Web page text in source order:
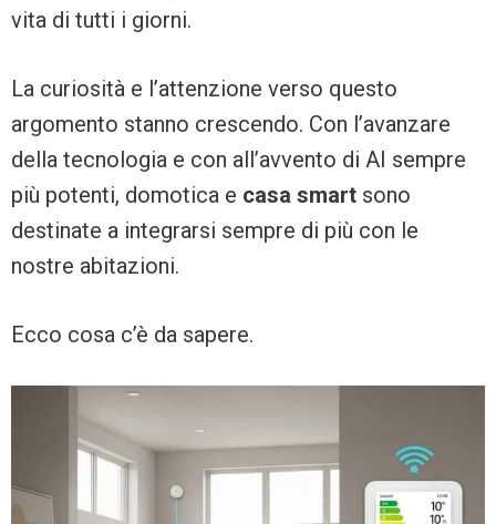
vita di tutti i giorni.
La curiosità e l’attenzione verso questo
argomento stanno crescendo. Con l’avanzare
della tecnologia e con all’avvento di AI sempre
più potenti, domotica e casa smart sono
destinate a integrarsi sempre di più con le
nostre abitazioni.
Ecco cosa c’è da sapere.